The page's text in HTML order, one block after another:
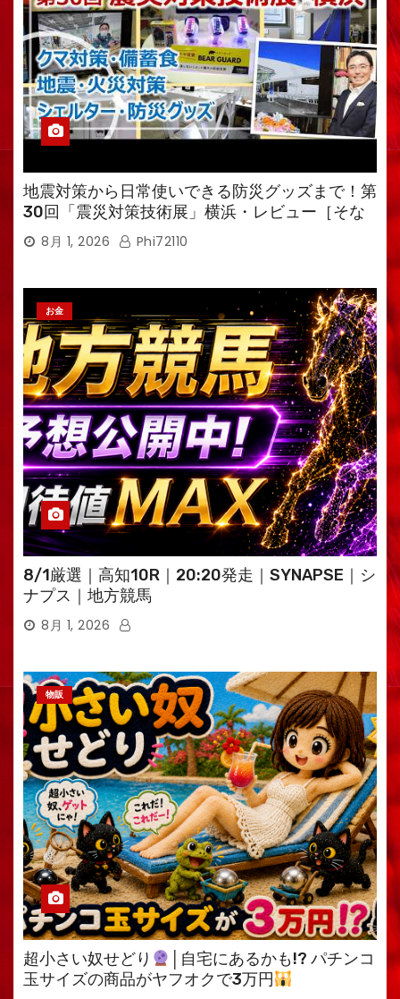
地震対策から日常使いできる防災グッズまで！第
30回「震災対策技術展」横浜・レビュー［そな
えるTV・高荷智也］
8月 1, 2026 Phi72110
お金
8/1厳選｜高知10R｜20:20発走｜SYNAPSE｜シ
ナプス｜地方競馬
8月 1, 2026
物販
超小さい奴せどり
│自宅にあるかも!? パチンコ
玉サイズの商品がヤフオクで3万円